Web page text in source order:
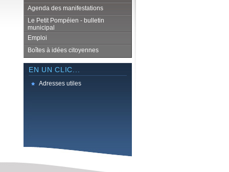
Agenda des manifestations
Le Petit Pompéien - bulletin
municipal
Emploi
Boîtes à idées citoyennes
EN UN CLIC...
Adresses utiles